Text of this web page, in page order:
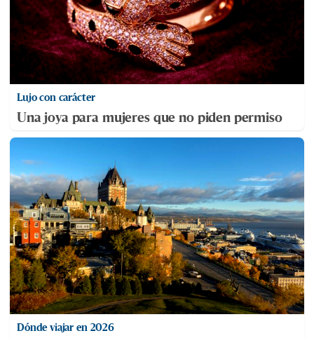
Lujo con carácter
Una joya para mujeres que no piden permiso
Dónde viajar en 2026